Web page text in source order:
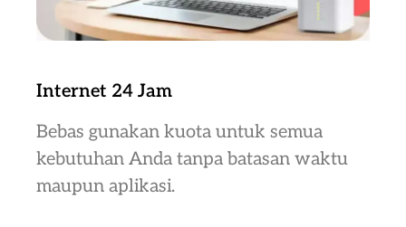
Internet 24 Jam
Bebas gunakan kuota untuk semua
kebutuhan Anda tanpa batasan waktu
maupun aplikasi.